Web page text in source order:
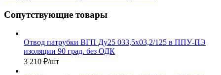
Сопутствующие товары
Отвод патрубки ВГП Ду25 033,5х03,2/125 в ППУ-ПЭ
изоляции 90 град. без ОДК
3 210 ₽/шт